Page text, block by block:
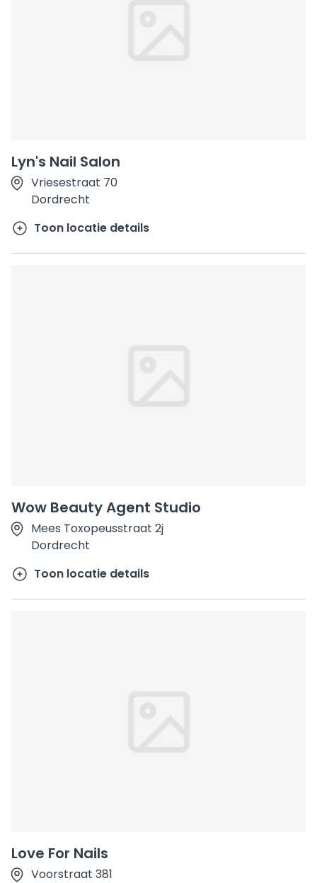
Lyn's Nail Salon
Vriesestraat 70
Dordrecht
Toon locatie details
Wow Beauty Agent Studio
Mees Toxopeusstraat 2j
Dordrecht
Toon locatie details
Love For Nails
Voorstraat 381